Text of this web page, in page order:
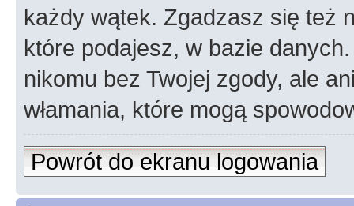
każdy wątek. Zgadzasz się też
które podajesz, w bazie
nikomu bez Twojej zgody, ale
włamania, które mogą
Powrót do ekranu logowania